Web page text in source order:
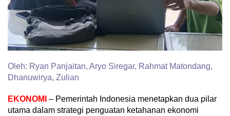
Oleh: Ryan Panjaitan, Aryo Siregar, Rahmat Matondang,
Dhanuwirya, Zulian
EKONOMI – Pemerintah Indonesia menetapkan dua pilar
utama dalam strategi penguatan ketahanan ekonomi